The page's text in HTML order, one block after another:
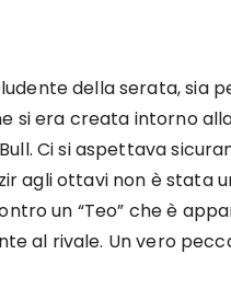
della serata, sia
si era creata intorno
Ci si aspettava
agli ottavi non è stata
un “Teo” che è
al rivale. Un vero